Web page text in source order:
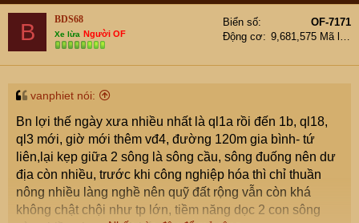
B BDS68
Xe lừa Người OF
Biển số
OF-7171
Động cơ
9,681,575 Mã lực
vanphiet nói:
Bn lợi thế ngày xưa nhiều nhất là ql1a rồi đến 1b, ql18,
ql3 mới, giờ mới thêm vđ4, đường 120m gia bình- tứ
liên,lại kẹp giữa 2 sông là sông cầu, sông đuống nên dư
địa còn nhiều, trước khi công nghiệp hóa thì chỉ thuần
nông nhiều làng nghề nên quỹ đất rộng vẫn còn khá
không chật chội như tp lớn, tiềm năng dọc 2 con sông